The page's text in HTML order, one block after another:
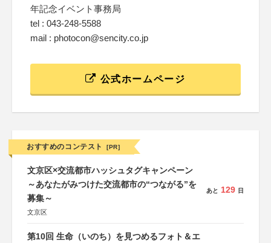
年記念イベント事務局
tel : 043-248-5588
mail : photocon@sencity.co.jp
公式ホームページ
おすすめのコンテスト [PR]
文京区×交流都市ハッシュタグキャンペーン
～あなたがみつけた交流都市の“つながる”を
募集～
文京区
あと 129 日
第10回 生命（いのち）を見つめるフォト＆エ